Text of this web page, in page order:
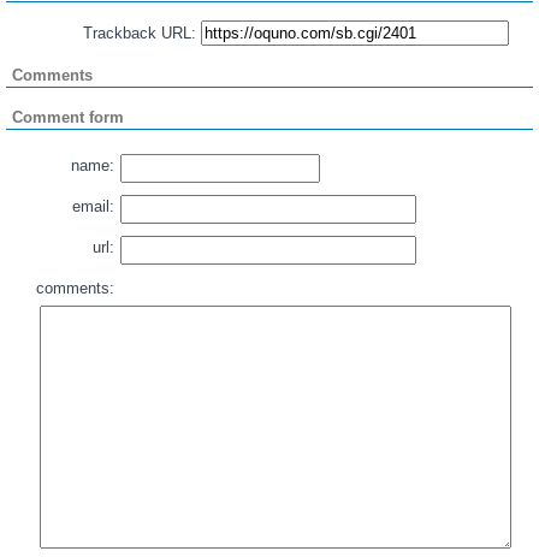
Trackback URL:
Comments
Comment form
name:
email:
url:
comments: